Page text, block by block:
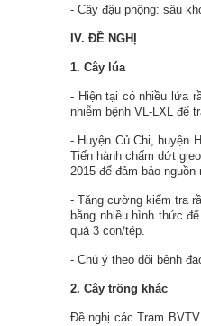
- Cây đậu phộng: sâu
IV. ĐỀ NGHỊ
1. Cây lúa
- Hiện tại có nhiều lứa
nhiễm bệnh VL-LXL để
- Huyện Củ Chi, huyện
Tiến hành chấm dứt
2015 để đảm bảo
- Tăng cường kiểm tra
bằng nhiều hình thức
quá 3 con/tép.
- Chú ý theo dõi bệnh
2. Cây trồng khác
Đề nghị các Trạm